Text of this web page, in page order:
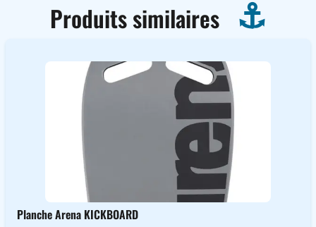
Produits similaires
Planche Arena KICKBOARD